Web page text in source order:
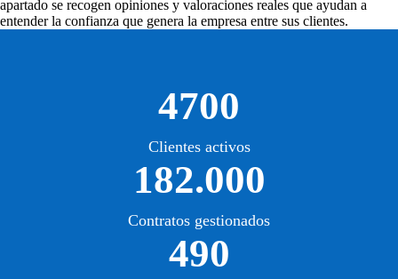
apartado se recogen opiniones y valoraciones reales que ayudan a
entender la confianza que genera la empresa entre sus clientes.
4700
Clientes activos
182.000
Contratos gestionados
490